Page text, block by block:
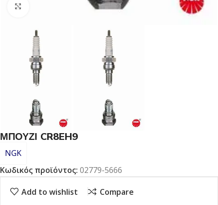
ΜΠΟΥΖΙ CR8EH9
NGK
Κωδικός προϊόντος: 02779-5666
Add to wishlist Compare